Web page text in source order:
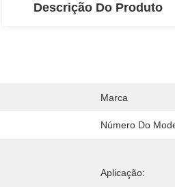
Descrição Do Produto
Marca
Número Do
Aplicação: